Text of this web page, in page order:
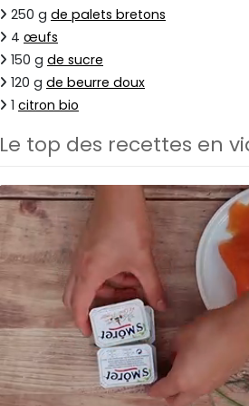
250 g de palets bretons
4 œufs
150 g de sucre
120 g de beurre doux
1 citron bio
Le top des recettes en